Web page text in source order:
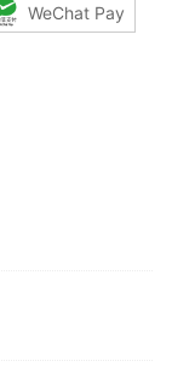
WeChat Pay